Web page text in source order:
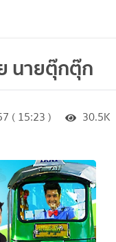
นายตุ๊กตุ๊ก
( 15:23 ) 30.5K